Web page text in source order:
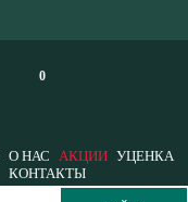
0
О НАС АКЦИИ УЦЕНКА
КОНТАКТЫ